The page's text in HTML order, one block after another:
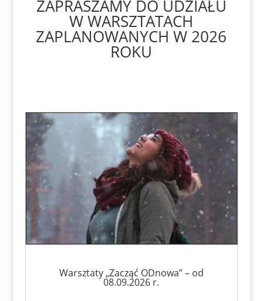
ZAPRASZAMY DO UDZIAŁU
W WARSZTATACH
ZAPLANOWANYCH W 2026
ROKU
Warsztaty „Zacząć ODnowa” – od
08.09.2026 r.